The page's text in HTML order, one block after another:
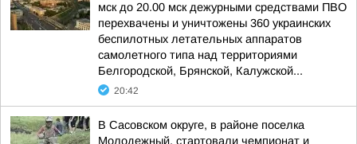
мск до 20.00 мск дежурными средствами ПВО
перехвачены и уничтожены 360 украинских
беспилотных летательных аппаратов
самолетного типа над территориями
Белгородской, Брянской, Калужской...
20:42
В Сасовском округе, в районе поселка
Молодежный, стартовали чемпионат и